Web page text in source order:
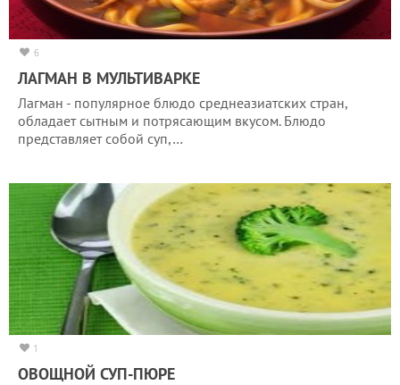
6
ЛАГМАН В МУЛЬТИВАРКЕ
Лагман - популярное блюдо среднеазиатских стран,
обладает сытным и потрясающим вкусом. Блюдо
представляет собой суп,…
1
ОВОЩНОЙ СУП-ПЮРЕ